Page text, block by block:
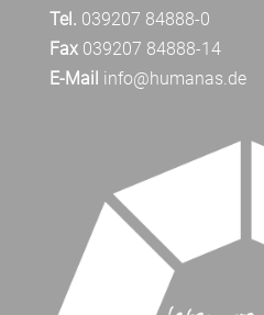
Tel. 039207 84888-0
Fax039207 84888-14
E-Mail info@humanas.de